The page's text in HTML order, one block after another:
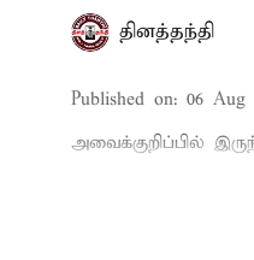
தினத்தந்தி
Published on: 06 Aug
அவைக்குறிப்பில்